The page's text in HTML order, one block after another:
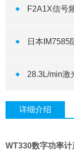
F2A1X信号
日本IM7585
28.3L/min激
详细介绍
WT330数字功率计